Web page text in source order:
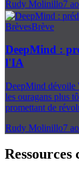
Rudy Molinillo7
BrèvesBrève
DeepMind :
l'IA
DeepMind dévoile
les ouragans plus
promettant de
Rudy Molinillo7
Ressources